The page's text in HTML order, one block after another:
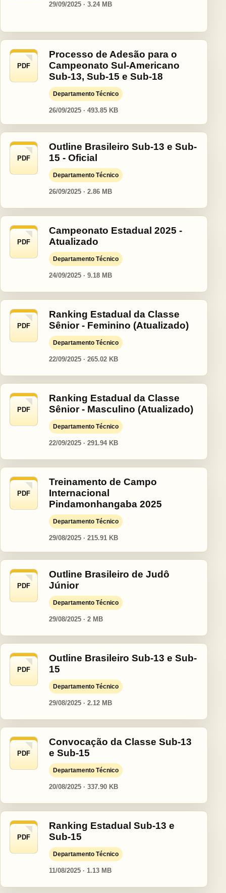
29/09/2025 · 3.24 MB
PDF
Processo de Adesão para o
Campeonato Sul-Americano
Sub-13, Sub-15 e Sub-18
Departamento Técnico
26/09/2025 · 493.85 KB
PDF
Outline Brasileiro Sub-13 e Sub-
15 - Oficial
Departamento Técnico
26/09/2025 · 2.86 MB
PDF
Campeonato Estadual 2025 -
Atualizado
Departamento Técnico
24/09/2025 · 9.18 MB
PDF
Ranking Estadual da Classe
Sênior - Feminino (Atualizado)
Departamento Técnico
22/09/2025 · 265.02 KB
PDF
Ranking Estadual da Classe
Sênior - Masculino (Atualizado)
Departamento Técnico
22/09/2025 · 291.94 KB
PDF
Treinamento de Campo
Internacional
Pindamonhangaba 2025
Departamento Técnico
29/08/2025 · 215.91 KB
PDF
Outline Brasileiro de Judô
Júnior
Departamento Técnico
29/08/2025 · 2 MB
PDF
Outline Brasileiro Sub-13 e Sub-
15
Departamento Técnico
29/08/2025 · 2.12 MB
PDF
Convocação da Classe Sub-13
e Sub-15
Departamento Técnico
20/08/2025 · 337.90 KB
PDF
Ranking Estadual Sub-13 e
Sub-15
Departamento Técnico
11/08/2025 · 1.13 MB